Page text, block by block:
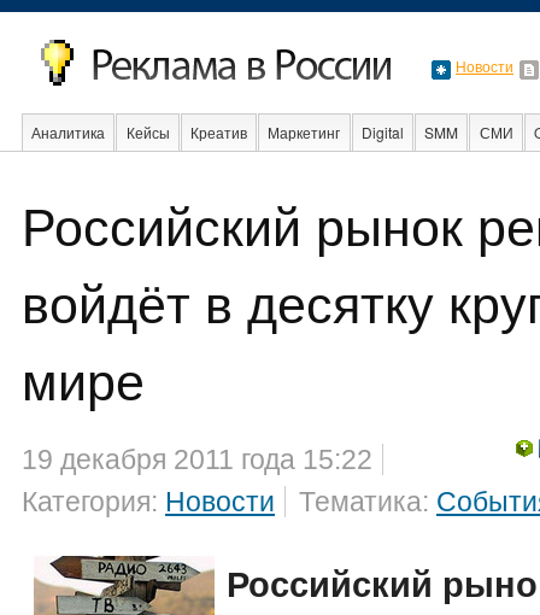
Новости
Аналитика Кейсы Креатив Маркетинг Digital SMM СМИ
Российский рынок
войдёт в десятку
мире
19 декабря 2011 года 15:22
Категория: Новости Тематика:
Российский